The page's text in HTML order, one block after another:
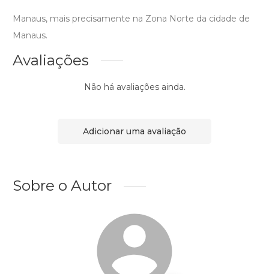
Manaus, mais precisamente na Zona Norte da cidade de
Manaus.
Avaliações
Não há avaliações ainda.
Adicionar uma avaliação
Sobre o Autor